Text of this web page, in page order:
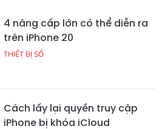
4 nâng cấp lớn có thể diễn ra
trên iPhone 20
THIẾT BỊ SỐ
Cách lấy lại quyền truy cập
iPhone bị khóa iCloud